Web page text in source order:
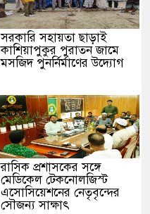
সরকারি সহায়তা ছাড়াই
কাশিয়াপুকুর পুরাতন জামে
মসজিদ পুনর্নির্মাণের উদ্যোগ
​রাসিক প্রশাসকের সঙ্গে
মেডিকেল টেকনোলজিস্ট
এসোসিয়েশনের নেতৃবৃন্দের
সৌজন্য সাক্ষাৎ